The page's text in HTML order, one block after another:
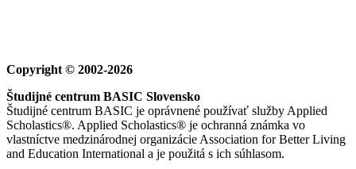
Copyright © 2002-2026
Študijné centrum BASIC Slovensko
Študijné centrum BASIC je oprávnené používať služby Applied
Scholastics®. Applied Scholastics® je ochranná známka vo
vlastníctve medzinárodnej organizácie Association for Better Living
and Education International a je použitá s ich súhlasom.